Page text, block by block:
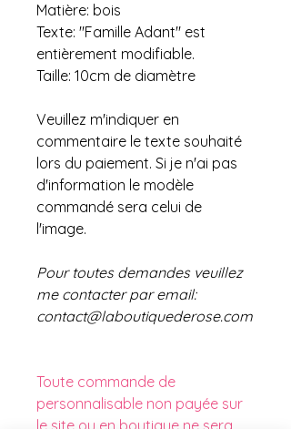
Matière: bois
Texte: "Famille Adant" est
entièrement modifiable.
Taille: 10cm de diamètre
Veuillez m'indiquer en
commentaire le texte souhaité
lors du paiement. Si je n'ai pas
d'information le modèle
commandé sera celui de
l'image.
Pour toutes demandes veuillez
me contacter par email:
contact@laboutiquederose.com
Toute commande de
personnalisable non payée sur